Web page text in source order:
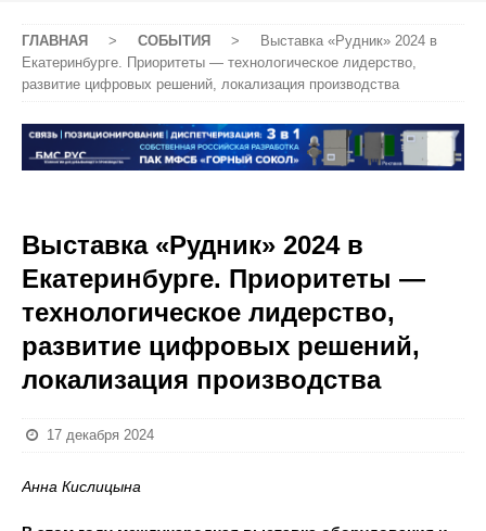
ГЛАВНАЯ > СОБЫТИЯ >
Выставка «Рудник» 2024 в
Екатеринбурге. Приоритеты — технологическое лидерство,
развитие цифровых решений, локализация производства
Выставка «Рудник» 2024 в
Екатеринбурге. Приоритеты —
технологическое лидерство,
развитие цифровых решений,
локализация производства
17 декабря 2024
Анна Кислицына